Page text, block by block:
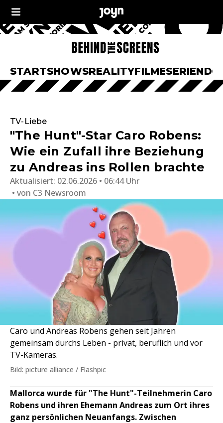
STARTSHOWSREALITYFILMESERIEN
TV-Liebe
"The Hunt"-Star Caro Robens:
Wie ein Zufall ihre Beziehung
zu Andreas ins Rollen brachte
Aktualisiert: 02.06.2026 • 06:44 Uhr
von C3 Newsroom
Caro und Andreas Robens gehen seit Jahren
gemeinsam durchs Leben - privat, beruflich und vor
TV-Kameras.
Bild: picture alliance / Flashpic
Mallorca wurde für "The Hunt"-Teilnehmerin Caro
Robens und ihren Ehemann Andreas zum Ort ihres
ganz persönlichen Neuanfangs. Zwischen